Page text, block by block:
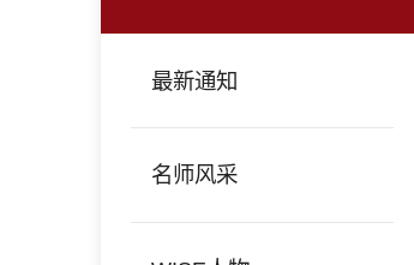
最新通知
名师风采